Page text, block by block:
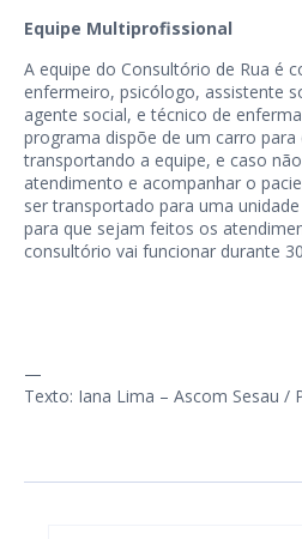
Equipe Multiprofissional
A equipe do Consultório de Rua é
enfermeiro, psicólogo, assistente
agente social, e técnico de
programa dispõe de um carro
transportando a equipe, e caso
atendimento e acompanhar o
ser transportado para uma
para que sejam feitos os
consultório vai funcionar durante
—
Texto: Iana Lima – Ascom Sesau /